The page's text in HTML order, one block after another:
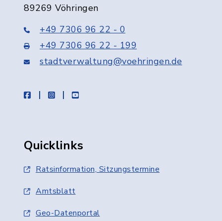
89269 Vöhringen
+49 7306 96 22 - 0
+49 7306 96 22 - 199
stadtverwaltung@voehringen.de
facebookinstagramyoutube
Quicklinks
Ratsinformation, Sitzungstermine
Amtsblatt
Geo-Datenportal